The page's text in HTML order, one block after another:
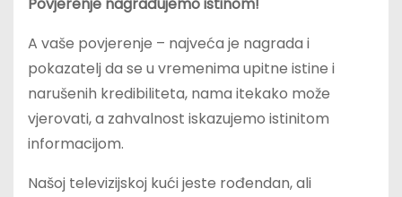
Povjerenje nagrađujemo istinom!
A vaše povjerenje – najveća je nagrada i
pokazatelj da se u vremenima upitne istine i
narušenih kredibiliteta, nama itekako može
vjerovati, a zahvalnost iskazujemo istinitom
informacijom.
Našoj televizijskoj kući jeste rođendan, ali